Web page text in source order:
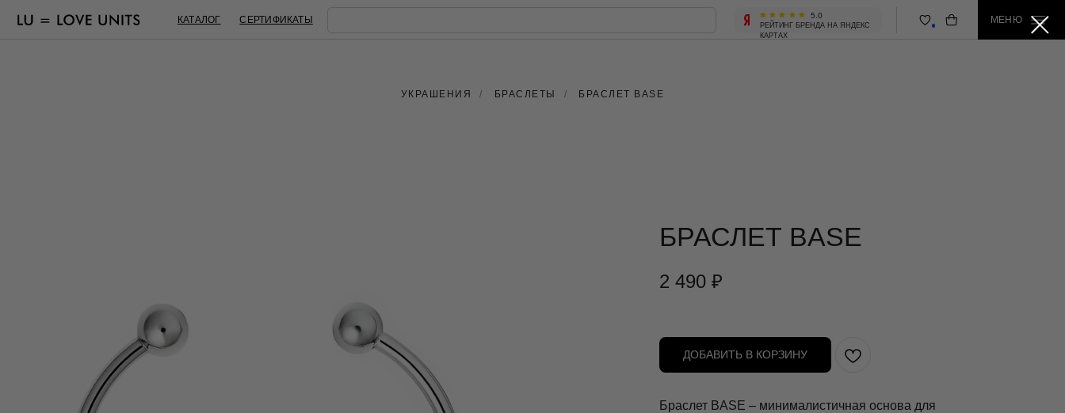
КАТАЛОГ СЕРТИФИКАТЫ
РЕЙТИНГ БРЕНДА НА ЯНДЕКС
УКРАШЕНИЯ / БРАСЛЕТЫ / БРАСЛЕТ BASE
БРАСЛЕТ BASE
2 490 ₽
ДОБАВИТЬ В КОРЗИНУ
Браслет BASE – минималистичная основа для